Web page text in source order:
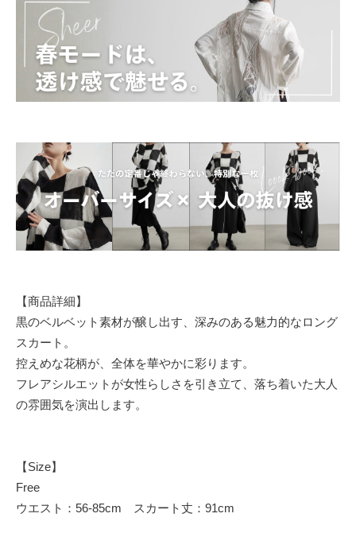
【商品詳細】
黒のベルベット素材が醸し出す、深みのある魅力的なロング
スカート。
控えめな花柄が、全体を華やかに彩ります。
フレアシルエットが女性らしさを引き立て、落ち着いた大人
の雰囲気を演出します。
【Size】
Free
ウエスト：56-85cm スカート丈：91cm